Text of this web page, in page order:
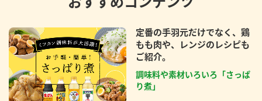
定番の手羽元だけでなく、鶏
もも肉や、レンジのレシピも
ご紹介。
調味料や素材いろいろ「さっぱ
り煮」